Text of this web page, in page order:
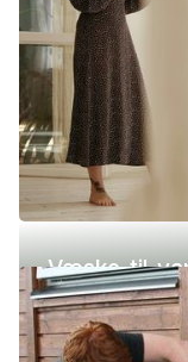
2026
Væske-til-
guide (pris,